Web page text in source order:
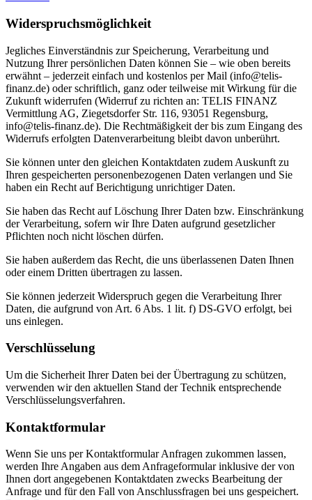
Widerspruchsmöglichkeit
Jegliches Einverständnis zur Speicherung, Verarbeitung und
Nutzung Ihrer persönlichen Daten können Sie – wie oben bereits
erwähnt – jederzeit einfach und kostenlos per Mail (info@telis-
finanz.de) oder schriftlich, ganz oder teilweise mit Wirkung für die
Zukunft widerrufen (Widerruf zu richten an: TELIS FINANZ
Vermittlung AG, Ziegetsdorfer Str. 116, 93051 Regensburg,
info@telis-finanz.de). Die Rechtmäßigkeit der bis zum Eingang des
Widerrufs erfolgten Datenverarbeitung bleibt davon unberührt.
Sie können unter den gleichen Kontaktdaten zudem Auskunft zu
Ihren gespeicherten personenbezogenen Daten verlangen und Sie
haben ein Recht auf Berichtigung unrichtiger Daten.
Sie haben das Recht auf Löschung Ihrer Daten bzw. Einschränkung
der Verarbeitung, sofern wir Ihre Daten aufgrund gesetzlicher
Pflichten noch nicht löschen dürfen.
Sie haben außerdem das Recht, die uns überlassenen Daten Ihnen
oder einem Dritten übertragen zu lassen.
Sie können jederzeit Widerspruch gegen die Verarbeitung Ihrer
Daten, die aufgrund von Art. 6 Abs. 1 lit. f) DS-GVO erfolgt, bei
uns einlegen.
Verschlüsselung
Um die Sicherheit Ihrer Daten bei der Übertragung zu schützen,
verwenden wir den aktuellen Stand der Technik entsprechende
Verschlüsselungsverfahren.
Kontaktformular
Wenn Sie uns per Kontaktformular Anfragen zukommen lassen,
werden Ihre Angaben aus dem Anfrageformular inklusive der von
Ihnen dort angegebenen Kontaktdaten zwecks Bearbeitung der
Anfrage und für den Fall von Anschlussfragen bei uns gespeichert.